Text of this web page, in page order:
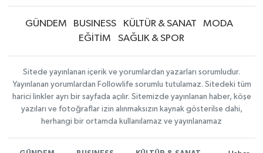
GÜNDEM BUSINESS KÜLTÜR & SANAT
MODA
EĞİTİM
SAĞLIK & SPOR
Sitede yayınlanan içerik ve yorumlardan yazarları sorumludur.
Yayınlanan yorumlardan Followlife sorumlu tutulamaz. Sitedeki tüm
harici linkler ayrı bir sayfada açılır. Sitemizde yayınlanan haber, köşe
yazıları ve fotoğraflar izin alınmaksızın kaynak gösterilse dahi,
herhangi bir ortamda kullanılamaz ve yayınlanamaz